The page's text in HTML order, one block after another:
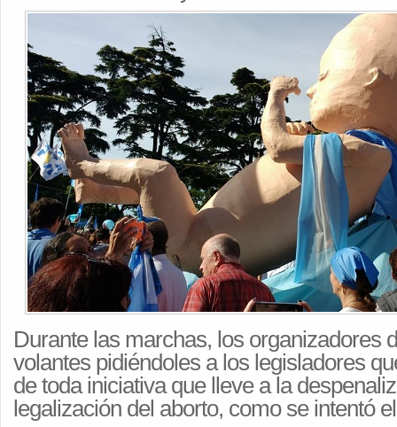
Durante las marchas, los organizadores
volantes pidiéndoles a los legisladores
de toda iniciativa que lleve a la
legalización del aborto, como se intentó